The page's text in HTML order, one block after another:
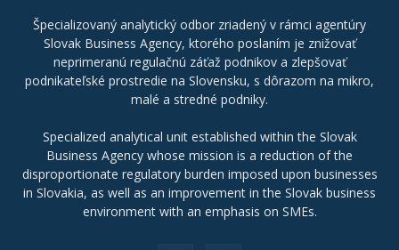
Špecializovaný analytický odbor zriadený v rámci agentúry
Slovak Business Agency, ktorého poslaním je znižovať
neprimeranú regulačnú záťaž podnikov a zlepšovať
podnikateľské prostredie na Slovensku, s dôrazom na mikro,
malé a stredné podniky.
Specialized analytical unit established within the Slovak
Business Agency whose mission is a reduction of the
disproportionate regulatory burden imposed upon businesses
in Slovakia, as well as an improvement in the Slovak business
environment with an emphasis on SMEs.